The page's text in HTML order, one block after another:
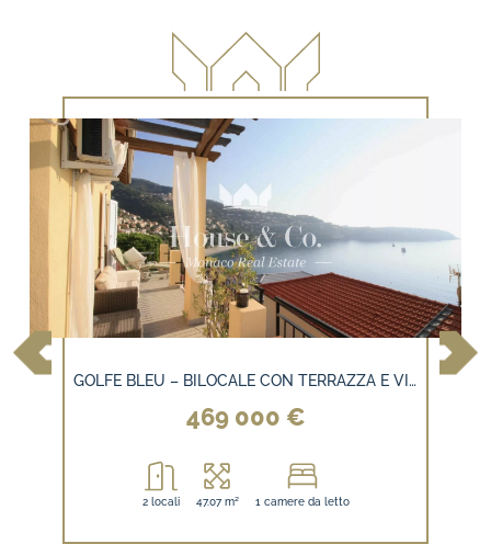
GOLFE BLEU – BILOCALE CON TERRAZZA E VISTA MARE PANORAMICA – VICINO A MONACO
469 000 €
2 locali 47.07 m² 1 camere da letto